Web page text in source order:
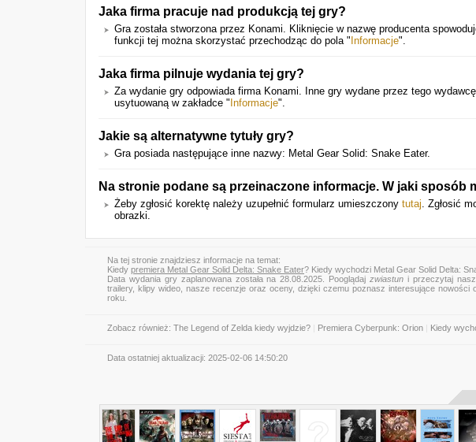
Jaka firma pracuje nad produkcją tej gry?
Gra została stworzona przez Konami. Kliknięcie w nazwę producenta
funkcji tej można skorzystać przechodząc do pola " Informacje".
Jaka firma pilnuje wydania tej gry?
Za wydanie gry odpowiada firma Konami. Inne gry wydane przez tego
usytuowaną w zakładce " Informacje".
Jakie są alternatywne tytuły gry?
Gra posiada następujące inne nazwy: Metal Gear Solid: Snake Eater.
Na stronie podane są przeinaczone informacje. W jaki sposób
Żeby zgłosić korektę należy uzupełnić formularz umieszczony tutaj. Zgłosić
obrazki.
Na tej stronie znajdziesz informacje na temat:
Kiedy premiera Metal Gear Solid Delta: Snake Eater? Kiedy wychodzi Metal Gear Solid Delta:
Data wydania gry zaplanowana została na 28.08.2025. Pooglądajzwiastun i przeczytaj
trailery, klipy wideo, nasze recenzje oraz oceny, dzięki czemu poznasz interesujące
roku.
Zobacz również: The Legend of Zelda kiedy wyjdzie? Premiera Cyberpunk: Orion Kiedy
Data ostatniej aktualizacji: 2025-02-06 14:50:20